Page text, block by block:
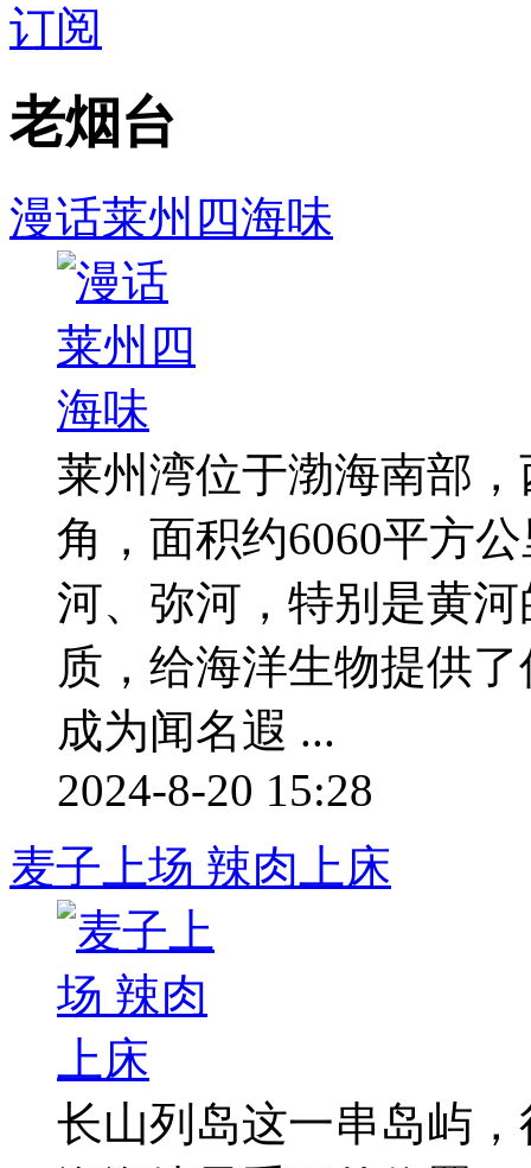
订阅
老烟台
漫话莱州四海味
莱州湾位于渤海南部
角，面积约6060平方
河、弥河，特别是黄
质，给海洋生物提供
成为闻名遐 ...
2024-8-20 15:28
麦子上场 辣肉上床
长山列岛这一串岛屿